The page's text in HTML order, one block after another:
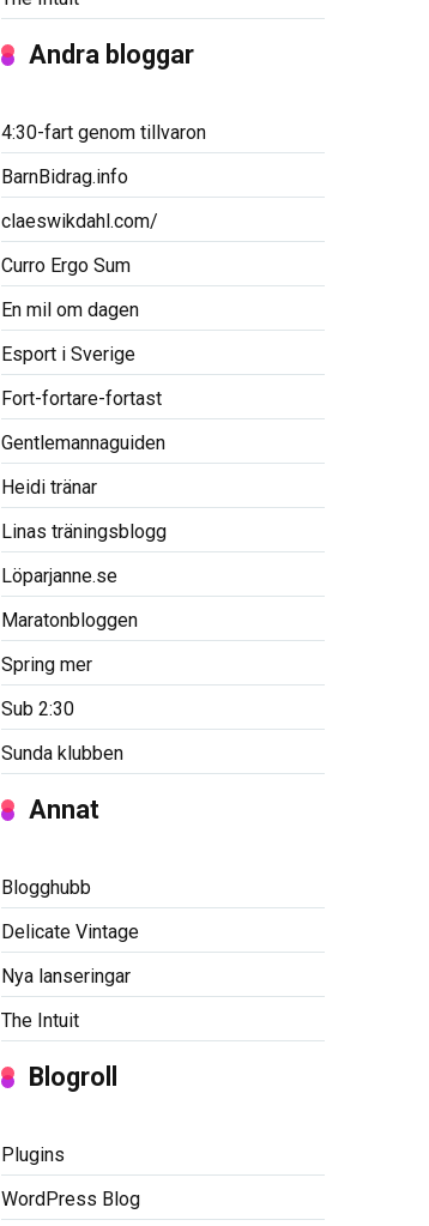
Andra bloggar
4:30-fart genom tillvaron
BarnBidrag.info
claeswikdahl.com/
Curro Ergo Sum
En mil om dagen
Esport i Sverige
Fort-fortare-fortast
Gentlemannaguiden
Heidi tränar
Linas träningsblogg
Löparjanne.se
Maratonbloggen
Spring mer
Sub 2:30
Sunda klubben
Annat
Blogghubb
Delicate Vintage
Nya lanseringar
The Intuit
Blogroll
Plugins
WordPress Blog